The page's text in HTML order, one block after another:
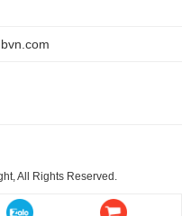
kiện môi trường
All Rights Reserved.